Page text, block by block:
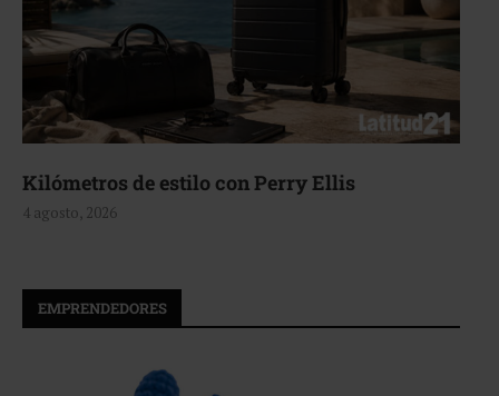
Aerie, texturas que fluyen
4 agosto, 2026
EMPRENDEDORES